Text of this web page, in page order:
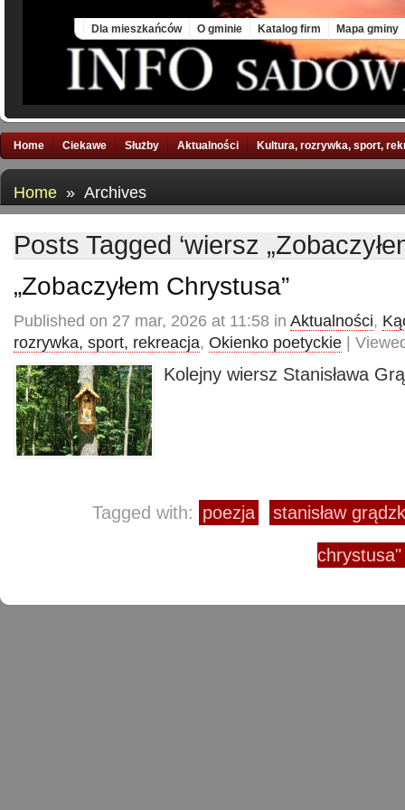
Dla mieszkańców O gminie Katalog firm Mapa gminy
Home Ciekawe Służby Aktualności Kultura, rozrywka, sport,
Home » Archives
Posts Tagged ‘wiersz
„Zobaczyłem Chrystusa”
Published on 27 mar, 2026 at 11:58 in Aktualności,
rozrywka, sport, rekreacja, Okienko poetyckie |
Kolejny wiersz Stanisława
Tagged with: poezja stanisław
chrystusa"